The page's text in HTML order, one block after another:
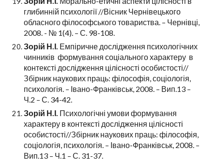
глибинній психології //Вісник Чернівецького
обласного філософського товариства. – Чернівці,
2008. - № 1(4). – С. 98-108.
Зорій Н.І. Емпіричне дослідження психологічних
чинників формування соціального характеру в
контексті дослідження цілісності особистості//
Збірник наукових праць: філософія, соціологія,
психологія. – Івано-Франківськ, 2008. – Вип.13 –
Ч.2 – С. 34-42.
Зорій Н.І. Психологічні умови формування
характеру в контексті дослідження цілісності
особистості//Збірник наукових праць: філософія,
соціологія, психологія. – Івано-Франківськ, 2008. –
Вип.13 – Ч.1 – С. 31-37.